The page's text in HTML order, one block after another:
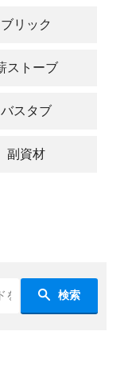
ブリック
ストーブ
バスタブ
副資材
検索